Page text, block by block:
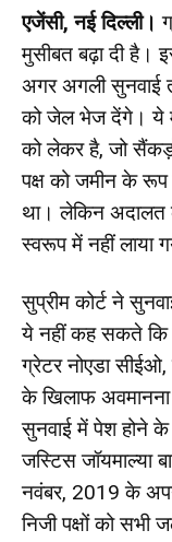
एजेंसी, नई दिल्ली।
मुसीबत बढ़ा दी है।
अगर अगली सुनवाई
को जेल भेज देंगे। ये
को लेकर है, जो
पक्ष को जमीन के
था। लेकिन
स्वरूप में नहीं लाया
सुप्रीम कोर्ट ने
ये नहीं कह सकते कि
ग्रेटर नोएडा
के खिलाफ अवमानना
सुनवाई में पेश होने
जस्टिस जॉयमाल्या
नवंबर, 2019 के
निजी पक्षों को सभी